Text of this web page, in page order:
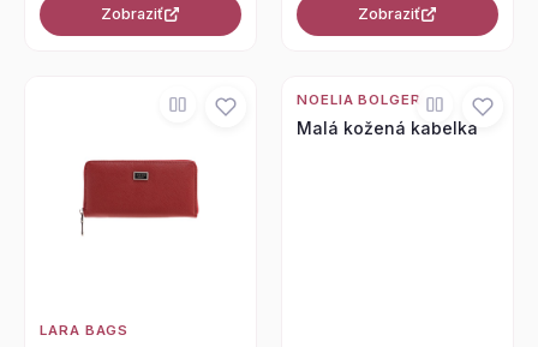
Zobraziť Zobraziť
LARA BAGS
NOELIA BOLGER
Malá kožená kabelka